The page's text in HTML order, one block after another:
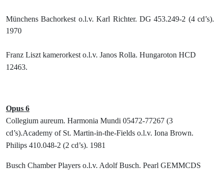
Münchens Bachorkest o.l.v. Karl Richter. DG 453.249-2 (4 cd’s).
1970
Franz Liszt kamerorkest o.l.v. Janos Rolla. Hungaroton HCD
12463.
Opus 6
Collegium aureum. Harmonia Mundi 05472-77267 (3
cd’s).Academy of St. Martin-in-the-Fields o.l.v. Iona Brown.
Philips 410.048-2 (2 cd’s). 1981
Busch Chamber Players o.l.v. Adolf Busch. Pearl GEMMCDS